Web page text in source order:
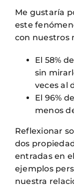
Me gustaría
este
con nuestros
El 58%
sin
veces al
El 96%
menos
Reflexionar
dos
entradas en
ejemplos
nuestra